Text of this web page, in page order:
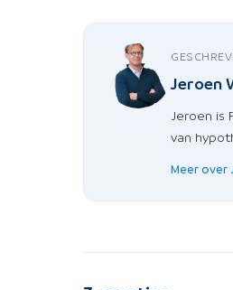
Jeroen
Jeroen is
van
Meer over